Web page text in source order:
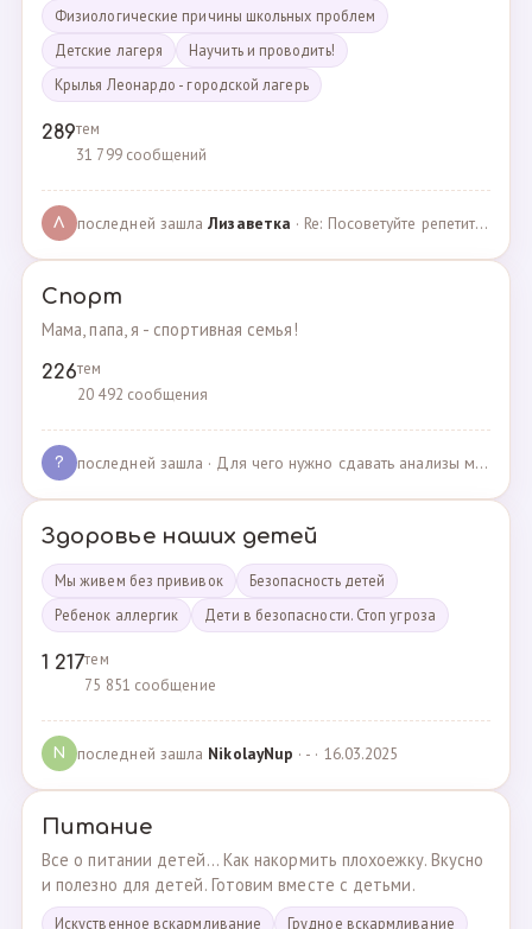
Физиологические причины школьных проблем
Детские лагеря
Научить и проводить!
Крылья Леонардо - городской лагерь
289тем
31 799 сообщений
Л последней зашлаЛизаветка · Re: Посоветуйте репетитора по английскому · 27.11.2024
Спорт
Мама, папа, я - спортивная семья!
226тем
20 492 сообщения
? последней зашла · Для чего нужно сдавать анализы мочи спортсменам? · 03.05.2025
Здоровье наших детей
Мы живем без прививок
Безопасность детей
Ребенок аллергик
Дети в безопасности. Стоп угроза
1 217тем
75 851 сообщение
N последней зашла NikolayNup · - · 16.03.2025
Питание
Все о питании детей... Как накормить плохоежку. Вкусно
и полезно для детей. Готовим вместе с детьми.
Искуственное вскармливание
Грудное вскармливание